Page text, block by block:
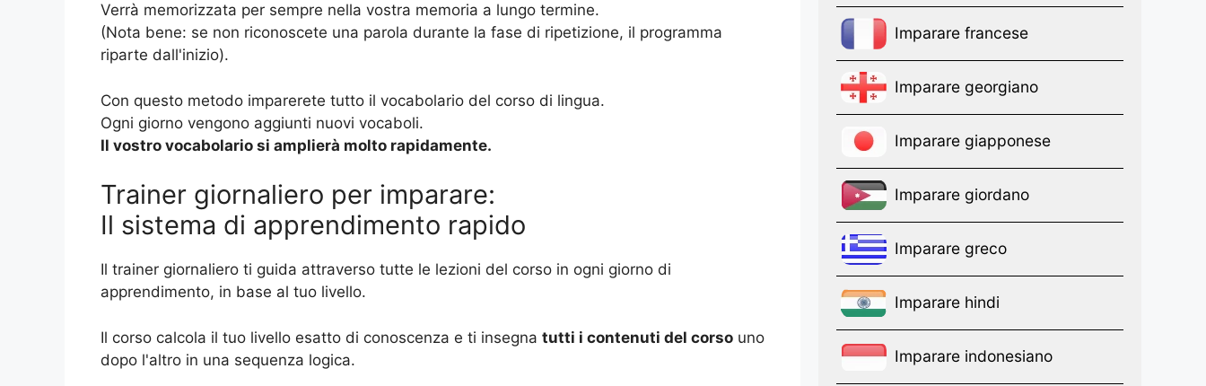
Verrà memorizzata per sempre nella vostra memoria a lungo termine.
(Nota bene: se non riconoscete una parola durante la fase di ripetizione, il programma
riparte dall'inizio).
Con questo metodo imparerete tutto il vocabolario del corso di lingua.
Ogni giorno vengono aggiunti nuovi vocaboli.
Il vostro vocabolario si amplierà molto rapidamente.
Trainer giornaliero per imparare:
Il sistema di apprendimento rapido
Il trainer giornaliero ti guida attraverso tutte le lezioni del corso in ogni giorno di
apprendimento, in base al tuo livello.
Il corso calcola il tuo livello esatto di conoscenza e ti insegna tutti i contenuti del corso uno
dopo l'altro in una sequenza logica.
Imparare francese
Imparare georgiano
Imparare giapponese
Imparare giordano
Imparare greco
Imparare hindi
Imparare indonesiano